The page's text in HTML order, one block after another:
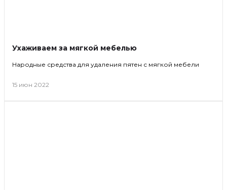
Ухаживаем за мягкой мебелью
Народные средства для удаления пятен с мягкой мебели
15 июн 2022